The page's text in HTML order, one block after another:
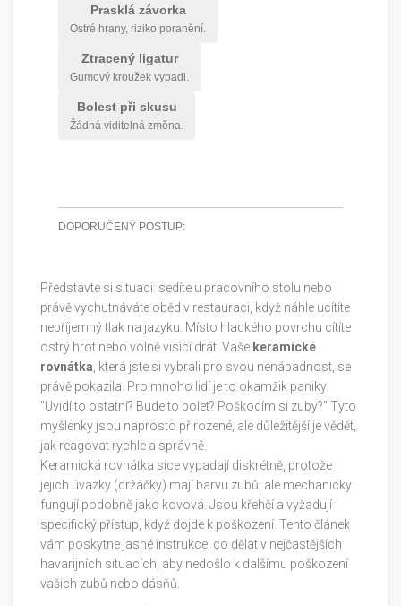
Prasklá závorka
Ostré hrany, riziko poranění.
Ztracený ligatur
Gumový kroužek vypadl.
Bolest při skusu
Žádná viditelná změna.
DOPORUČENÝ POSTUP:
Představte si situaci: sedíte u pracovního stolu nebo
právě vychutnáváte oběd v restauraci, když náhle ucítíte
nepříjemný tlak na jazyku. Místo hladkého povrchu cítíte
ostrý hrot nebo volně visící drát. Vaše keramické
rovnátka, která jste si vybrali pro svou nenápadnost, se
právě pokazila. Pro mnoho lidí je to okamžik paniky.
"Uvidí to ostatní? Bude to bolet? Poškodím si zuby?" Tyto
myšlenky jsou naprosto přirozené, ale důležitější je vědět,
jak reagovat rychle a správně.
Keramická rovnátka sice vypadají diskrétně, protože
jejich úvazky (držáčky) mají barvu zubů, ale mechanicky
fungují podobně jako kovová. Jsou křehčí a vyžadují
specifický přístup, když dojde k poškození. Tento článek
vám poskytne jasné instrukce, co dělat v nejčastějších
havarijních situacích, aby nedošlo k dalšímu poškození
vašich zubů nebo dásňů.